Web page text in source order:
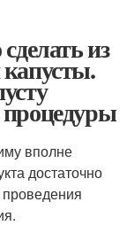
из
вполне
достаточно